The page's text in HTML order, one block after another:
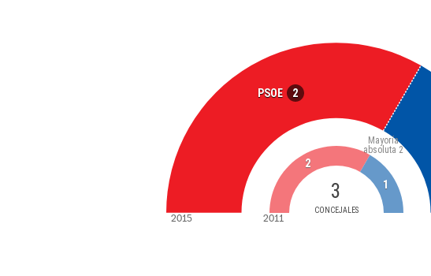
PSOE 2
3
CONCEJALES
Mayoría
absoluta 2
2
1
2015 2011